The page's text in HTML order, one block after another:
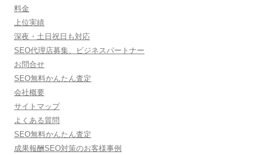
シ
ョ
ン
料金
上位実績
深夜・土日祝日も対応
SEO代理店募集、ビジネスパートナー
お問合せ
SEO無料かんたん査定
会社概要
サイトマップ
よくある質問
SEO無料かんたん査定
成果報酬SEO対策のお客様事例